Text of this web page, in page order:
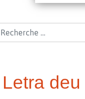
Rechercher
Letra